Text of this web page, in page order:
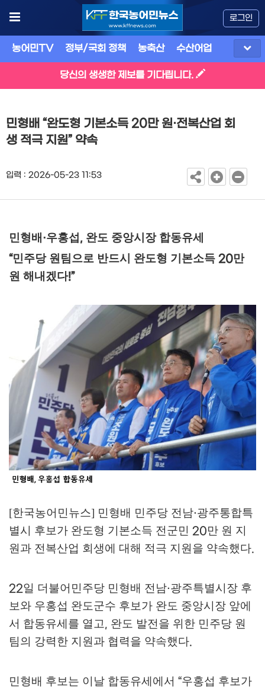
로그인
농어민TV 정부/국회 정책 농축산 수산어업
당신의 생생한 제보를 기다립니다.
민형배 “완도형 기본소득 20만 원·전복산업 회
생 적극 지원” 약속
입력 : 2026-05-23 11:53
민형배 ·우홍섭 , 완도 중앙시장 합동유세
“민주당 원팀으로 반드시 완도형 기본소득 20만
원 해내겠다!”
[한국농어민뉴스] 민형배 민주당 전남·광주통합특
별시 후보가 완도형 기본소득 전군민 20만 원 지
원과 전복산업 회생에 대해 적극 지원을 약속했다.
22일 더불어민주당 민형배 전남·광주특별시장 후
보와 우홍섭 완도군수 후보가 완도 중앙시장 앞에
서 합동유세를 열고, 완도 발전을 위한 민주당 원
팀의 강력한 지원과 협력을 약속했다.
민형배 후보는 이날 합동유세에서 “우홍섭 후보가